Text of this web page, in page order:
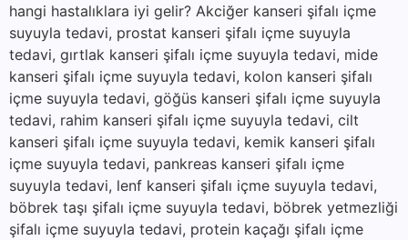
hangi hastalıklara iyi gelir? Akciğer kanseri şifalı içme
suyuyla tedavi, prostat kanseri şifalı içme suyuyla
tedavi, gırtlak kanseri şifalı içme suyuyla tedavi, mide
kanseri şifalı içme suyuyla tedavi, kolon kanseri şifalı
içme suyuyla tedavi, göğüs kanseri şifalı içme suyuyla
tedavi, rahim kanseri şifalı içme suyuyla tedavi, cilt
kanseri şifalı içme suyuyla tedavi, kemik kanseri şifalı
içme suyuyla tedavi, pankreas kanseri şifalı içme
suyuyla tedavi, lenf kanseri şifalı içme suyuyla tedavi,
böbrek taşı şifalı içme suyuyla tedavi, böbrek yetmezliği
şifalı içme suyuyla tedavi, protein kaçağı şifalı içme